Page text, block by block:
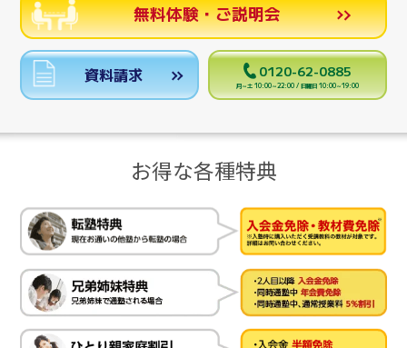
無料体験・ご説明会
資料請求 0120-62-0885
月～土 10:00～22:00 / 日曜日 10:00～19:00
お得な各種特典